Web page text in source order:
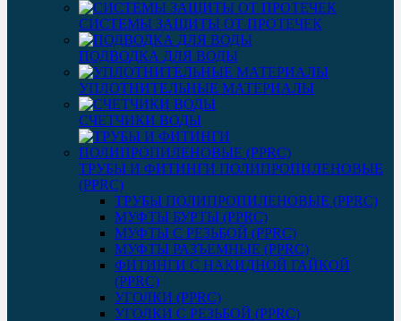
СИСТЕМЫ ЗАЩИТЫ ОТ ПРОТЕЧЕК
ПОДВОДКА ДЛЯ ВОДЫ
УПЛОТНИТЕЛЬНЫЕ МАТЕРИАЛЫ
СЧЕТЧИКИ ВОДЫ
ТРУБЫ И ФИТИНГИ ПОЛИПРОПИЛЕНОВЫЕ
(PPRC)
ТРУБЫ ПОЛИПРОПИЛЕНОВЫЕ (PPRC)
МУФТЫ БУРТЫ (PPRC)
МУФТЫ C РЕЗЬБОЙ (PPRC)
МУФТЫ РАЗЪЕМНЫЕ (PPRC)
ФИТИНГИ С НАКИДНОЙ ГАЙКОЙ
(PPRC)
УГОЛКИ (PPRC)
УГОЛКИ С РЕЗЬБОЙ (PPRC)